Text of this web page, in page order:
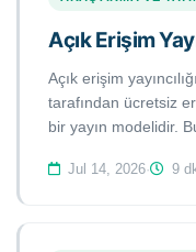
Açık Erişim
Açık erişim
tarafından ücretsiz
bir yayın modelidir.
Jul 14, 2026· 9